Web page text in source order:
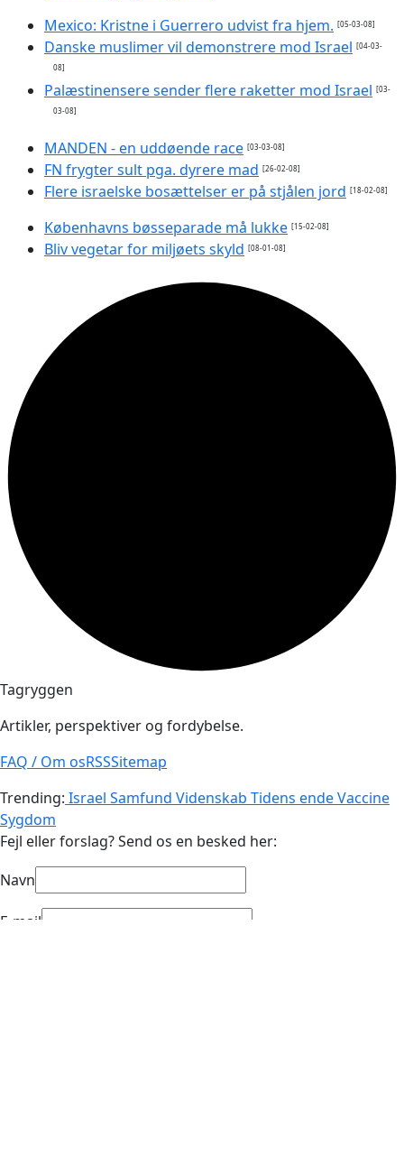
Mexico: Kristne i Guerrero udvist fra hjem. [05-03-08]
Danske muslimer vil demonstrere mod Israel [04-03-
08]
Palæstinensere sender flere raketter mod Israel [03-
03-08]
MANDEN - en uddøende race [03-03-08]
FN frygter sult pga. dyrere mad [26-02-08]
Flere israelske bosættelser er på stjålen jord [18-02-08]
Københavns bøsseparade må lukke [15-02-08]
Bliv vegetar for miljøets skyld [08-01-08]
Tagryggen
Artikler, perspektiver og fordybelse.
FAQ / Om osRSSSitemap
Trending: Israel Samfund Videnskab Tidens endeVaccine
Sygdom
Fejl eller forslag? Send os en besked her:
Navn
E-mail